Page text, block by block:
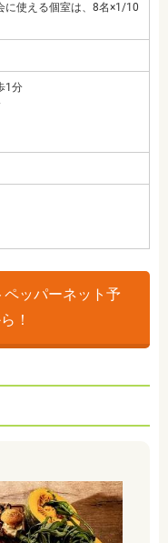
に使える個室は、8名×1/10
1分
ペッパーネット予
！